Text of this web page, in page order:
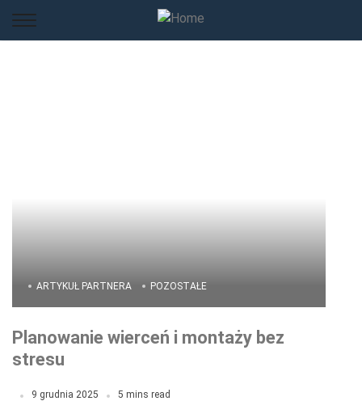
ARTYKUŁ PARTNERA POZOSTAŁE
Planowanie wierceń i montaży bez
stresu
9 grudnia 2025 5 mins read